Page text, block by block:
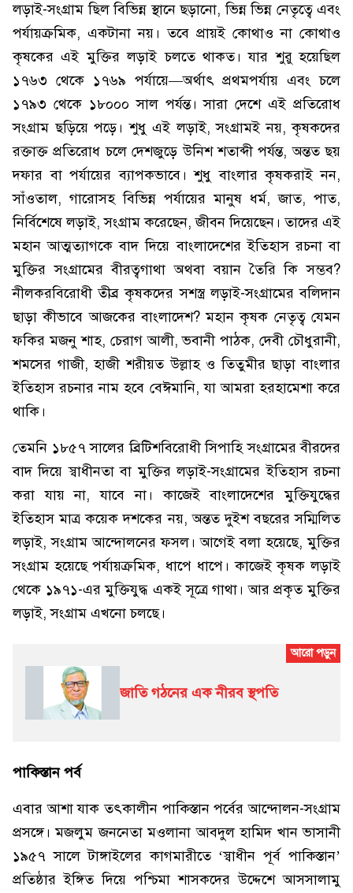
লড়াই-সংগ্রাম ছিল বিভিন্ন স্থানে ছড়ানো, ভিন্ন ভিন্ন নেতৃত্বে এবং
পর্যায়ক্রমিক, একটানা নয়। তবে প্রায়ই কোথাও না কোথাও
কৃষকের এই মুক্তির লড়াই চলতে থাকত। যার শুরু হয়েছিল
১৭৬৩ থেকে ১৭৬৯ পর্যায়ে—অর্থাৎ প্রথমপর্যায় এবং চলে
১৭৯৩ থেকে ১৮০০০ সাল পর্যন্ত। সারা দেশে এই প্রতিরোধ
সংগ্রাম ছড়িয়ে পড়ে। শুধু এই লড়াই, সংগ্রামই নয়, কৃষকদের
রক্তাক্ত প্রতিরোধ চলে দেশজুড়ে উনিশ শতাব্দী পর্যন্ত, অন্তত ছয়
দফার বা পর্যায়ের ব্যাপকভাবে। শুধু বাংলার কৃষকরাই নন,
সাঁওতাল, গারোসহ বিভিন্ন পর্যায়ের মানুষ ধর্ম, জাত, পাত,
নির্বিশেষে লড়াই, সংগ্রাম করেছেন, জীবন দিয়েছেন। তাদের এই
মহান আত্মত্যাগকে বাদ দিয়ে বাংলাদেশের ইতিহাস রচনা বা
মুক্তির সংগ্রামের বীরত্বগাথা অথবা বয়ান তৈরি কি সম্ভব?
নীলকরবিরোধী তীব্র কৃষকদের সশস্ত্র লড়াই-সংগ্রামের বলিদান
ছাড়া কীভাবে আজকের বাংলাদেশ? মহান কৃষক নেতৃত্ব যেমন
ফকির মজনু শাহ, চেরাগ আলী, ভবানী পাঠক, দেবী চৌধুরানী,
শমসের গাজী, হাজী শরীয়ত উল্লাহ ও তিতুমীর ছাড়া বাংলার
ইতিহাস রচনার নাম হবে বেঈমানি, যা আমরা হরহামেশা করে
থাকি।
তেমনি ১৮৫৭ সালের ব্রিটিশবিরোধী সিপাহি সংগ্রামের বীরদের
বাদ দিয়ে স্বাধীনতা বা মুক্তির লড়াই-সংগ্রামের ইতিহাস রচনা
করা যায় না, যাবে না। কাজেই বাংলাদেশের মুক্তিযুদ্ধের
ইতিহাস মাত্র কয়েক দশকের নয়, অন্তত দুইশ বছরের সম্মিলিত
লড়াই, সংগ্রাম আন্দোলনের ফসল। আগেই বলা হয়েছে, মুক্তির
সংগ্রাম হয়েছে পর্যায়ক্রমিক, ধাপে ধাপে। কাজেই কৃষক লড়াই
থেকে ১৯৭১-এর মুক্তিযুদ্ধ একই সূত্রে গাথা। আর প্রকৃত মুক্তির
লড়াই, সংগ্রাম এখনো চলছে।
জাতি গঠনের এক নীরব স্থপতি
পাকিস্তান পর্ব
এবার আশা যাক তৎকালীন পাকিস্তান পর্বের আন্দোলন-সংগ্রাম
প্রসঙ্গে। মজলুম জননেতা মওলানা আবদুল হামিদ খান ভাসানী
১৯৫৭ সালে টাঙ্গাইলের কাগমারীতে ‘স্বাধীন পূর্ব পাকিস্তান’
প্রতিষ্ঠার ইঙ্গিত দিয়ে পশ্চিমা শাসকদের উদ্দেশে আসসালামু